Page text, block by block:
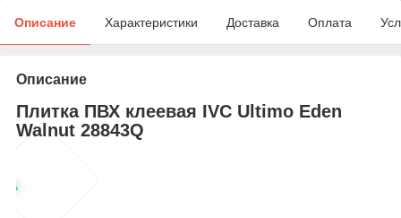
Описание Характеристики Доставка Оплата
Описание
Плитка ПВХ клеевая IVC Ultimo Eden
Walnut 28843Q